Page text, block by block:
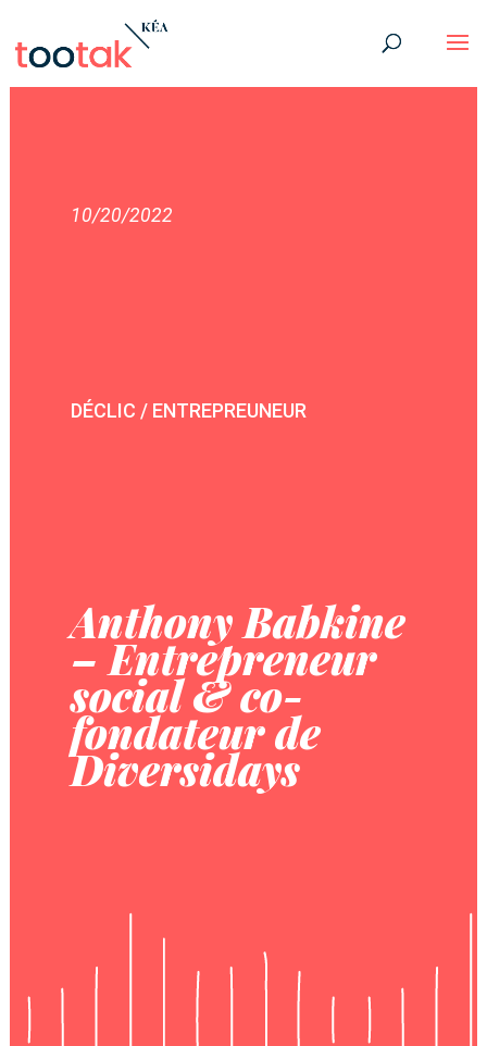
10/20/2022
DÉCLIC / ENTREPREUNEUR
Anthony Babkine
– Entrepreneur
social & co-
fondateur de
Diversidays